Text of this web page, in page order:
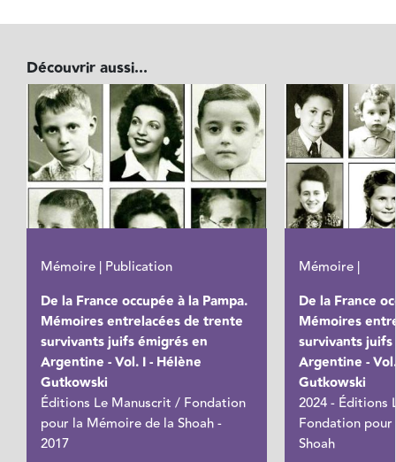
Découvrir aussi...
Mémoire | Publication
De la France occupée à la Pampa.
Mémoires entrelacées de trente
survivants juifs émigrés en
Argentine - Vol. I - Hélène
Gutkowski
Éditions Le Manuscrit / Fondation
pour la Mémoire de la Shoah -
2017
Mémoire |
De la France
Mémoires
survivants
Argentine -
Gutkowski
2024 - Éditions
Fondation
Shoah